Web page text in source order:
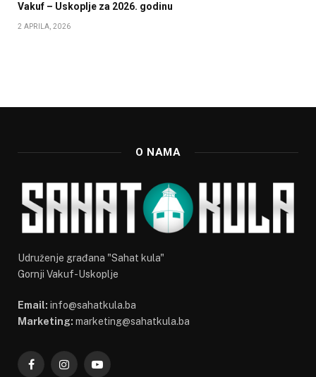
Vakuf – Uskoplje za 2026. godinu
2 APRILA, 2026
O NAMA
Udruženje građana "Sahat kula"
Gornji Vakuf-Uskoplje
Email: info@sahatkula.ba
Marketing: marketing@sahatkula.ba
FacebookInstagramYouTube